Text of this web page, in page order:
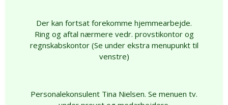
Der kan fortsat forekomme hjemmearbejde.
Ring og aftal nærmere vedr. provstikontor og
regnskabskontor (Se under ekstra menupunkt til
venstre)
Personalekonsulent Tina Nielsen. Se menuen tv.